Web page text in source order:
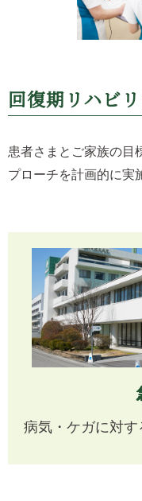
回復期リハビ
患者さまとご家族の目
プローチを計画的に実
病気・ケガに対